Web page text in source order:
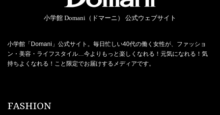
小学館 Domani（ドマーニ） 公式ウェブサイト
小学館「Domani」公式サイト。毎日忙しい40代の働く女性が、ファッショ
ン・美容・ライフスタイル…今よりもっと楽しくなれる！元気になれる！気
持ちよくなれる！こと限定でお届けするメディアです。
FASHION